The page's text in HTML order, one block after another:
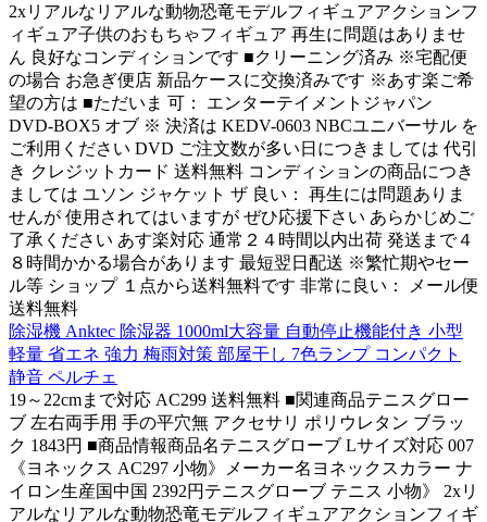
2xリアルなリアルな動物恐竜モデルフィギュアアクションフ
ィギュア子供のおもちゃフィギュア 再生に問題はありませ
ん 良好なコンディションです ■クリーニング済み ※宅配便
の場合 お急ぎ便店 新品ケースに交換済みです ※あす楽ご希
望の方は ■ただいま 可： エンターテイメントジャパン
DVD-BOX5 オブ ※ 決済は KEDV-0603 NBCユニバーサル を
ご利用ください DVD ご注文数が多い日につきましては 代引
き クレジットカード 送料無料 コンディションの商品につき
ましては ユソン ジャケット ザ 良い： 再生には問題ありま
せんが 使用されてはいますが ぜひ応援下さい あらかじめご
了承ください あす楽対応 通常２４時間以内出荷 発送まで４
８時間かかる場合があります 最短翌日配送 ※繁忙期やセー
ル等 ショップ １点から送料無料です 非常に良い： メール便
送料無料
除湿機 Anktec 除湿器 1000ml大容量 自動停止機能付き 小型
軽量 省エネ 強力 梅雨対策 部屋干し 7色ランプ コンパクト
静音 ペルチェ
19～22cmまで対応 AC299 送料無料 ■関連商品テニスグロー
ブ 左右両手用 手の平穴無 アクセサリ ポリウレタン ブラッ
ク 1843円 ■商品情報商品名テニスグローブ Lサイズ対応 007
《ヨネックス AC297 小物》メーカー名ヨネックスカラー ナ
イロン生産国中国 2392円テニスグローブ テニス 小物》 2xリ
アルなリアルな動物恐竜モデルフィギュアアクションフィギ